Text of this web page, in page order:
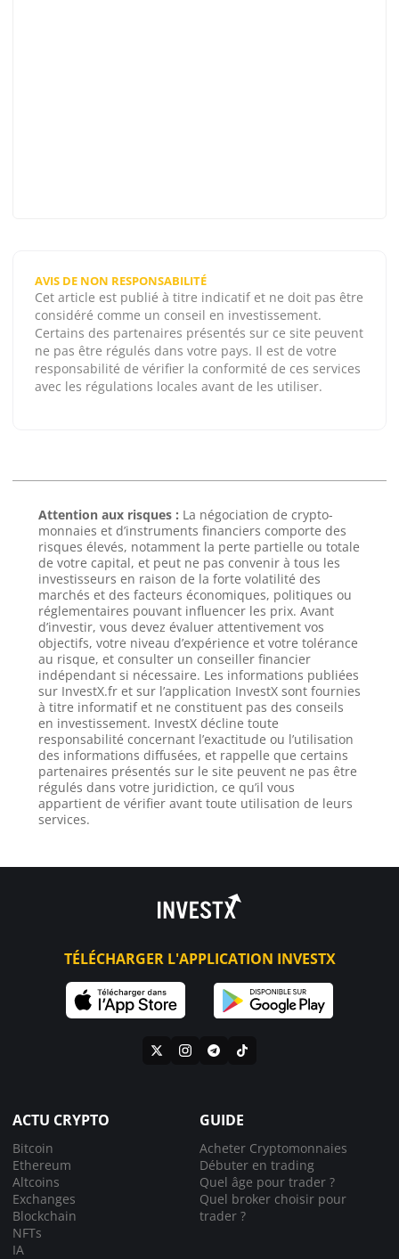
AVIS DE NON RESPONSABILITÉ
Cet article est publié à titre indicatif et ne doit pas être
considéré comme un conseil en investissement.
Certains des partenaires présentés sur ce site peuvent
ne pas être régulés dans votre pays. Il est de votre
responsabilité de vérifier la conformité de ces services
avec les régulations locales avant de les utiliser.
Attention aux risques : La négociation de crypto-
monnaies et d’instruments financiers comporte des
risques élevés, notamment la perte partielle ou totale
de votre capital, et peut ne pas convenir à tous les
investisseurs en raison de la forte volatilité des
marchés et des facteurs économiques, politiques ou
réglementaires pouvant influencer les prix. Avant
d’investir, vous devez évaluer attentivement vos
objectifs, votre niveau d’expérience et votre tolérance
au risque, et consulter un conseiller financier
indépendant si nécessaire. Les informations publiées
sur InvestX.fr et sur l’application InvestX sont fournies
à titre informatif et ne constituent pas des conseils
en investissement. InvestX décline toute
responsabilité concernant l’exactitude ou l’utilisation
des informations diffusées, et rappelle que certains
partenaires présentés sur le site peuvent ne pas être
régulés dans votre juridiction, ce qu’il vous
appartient de vérifier avant toute utilisation de leurs
services.
TÉLÉCHARGER L'APPLICATION INVESTX
ACTU CRYPTO
Bitcoin
Ethereum
Altcoins
Exchanges
Blockchain
NFTs
IA
GUIDE
Acheter Cryptomonnaies
Débuter en trading
Quel âge pour trader ?
Quel broker choisir pour
trader ?